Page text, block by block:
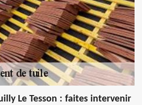
Le Tesson : faites intervenir